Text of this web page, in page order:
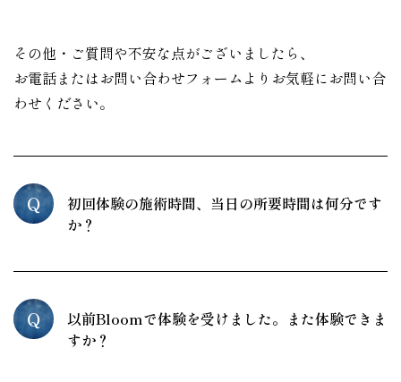
ョ
ン
その他・ご質問や不安な点がございましたら、
お電話またはお問い合わせフォームよりお気軽にお問い合
わせください。
Q
初回体験の施術時間、当日の所要時間は何分です
か？
Q
以前Bloomで体験を受けました。また体験できま
すか？